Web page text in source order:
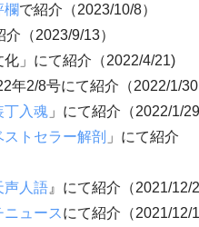
欄で紹介（2023/10/8）
介（2023/9/13）
」にて紹介（2022/4/21)
年2/8号にて紹介（2022/1/30
丁入魂」にて紹介（2022/1/
ストセラー解剖 」にて紹介
声人語』にて紹介（2021/12/
ニュース にて紹介（2021/12/